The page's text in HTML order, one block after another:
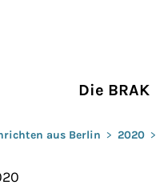
Die BRAK
aus Berlin > 2020 >